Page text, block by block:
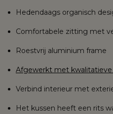
Hedendaags organisch
Comfortabele zitting met
Roestvrij aluminium frame
Afgewerkt met kwalitatieve
Verbind interieur met
Het kussen heeft een rits